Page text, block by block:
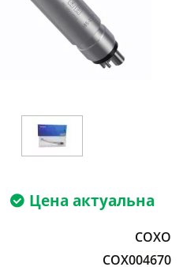
Цена актуальна
COXO
COX004670